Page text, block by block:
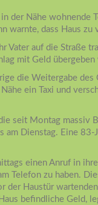
der Nähe wohnende
warnte, dass Haus zu
Vater auf die Straße
mit Geld
die Weitergabe des
ein Taxi und
seit Montag massiv
am Dienstag. Eine
einen Anruf in
Telefon zu haben.
der Haustür
befindliche Geld,